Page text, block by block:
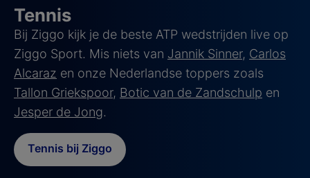
Tennis
Bij Ziggo kijk je de beste ATP wedstrijden live op
Ziggo Sport. Mis niets van Jannik Sinner, Carlos
Alcaraz en onze Nederlandse toppers zoals
Tallon Griekspoor, Botic van de Zandschulp en
Jesper de Jong.
Tennis bij Ziggo